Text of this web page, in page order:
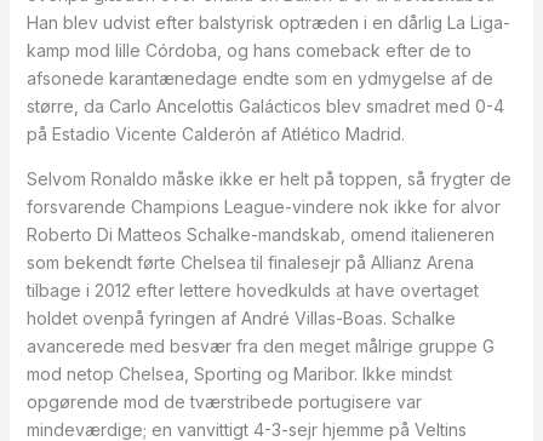
Han blev udvist efter balstyrisk optræden i en dårlig La Liga-
kamp mod lille Córdoba, og hans comeback efter de to
afsonede karantænedage endte som en ydmygelse af de
større, da Carlo Ancelottis Galácticos blev smadret med 0-4
på Estadio Vicente Calderón af Atlético Madrid.
Selvom Ronaldo måske ikke er helt på toppen, så frygter de
forsvarende Champions League-vindere nok ikke for alvor
Roberto Di Matteos Schalke-mandskab, omend italieneren
som bekendt førte Chelsea til finalesejr på Allianz Arena
tilbage i 2012 efter lettere hovedkulds at have overtaget
holdet ovenpå fyringen af André Villas-Boas. Schalke
avancerede med besvær fra den meget målrige gruppe G
mod netop Chelsea, Sporting og Maribor. Ikke mindst
opgørende mod de tværstribede portugisere var
mindeværdige; en vanvittigt 4-3-sejr hjemme på Veltins